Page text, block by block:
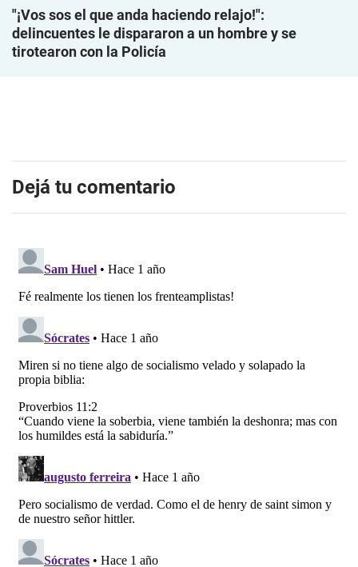
"¡Vos sos el que anda haciendo relajo!":
delincuentes le dispararon a un hombre y se
tirotearon con la Policía
Dejá tu comentario